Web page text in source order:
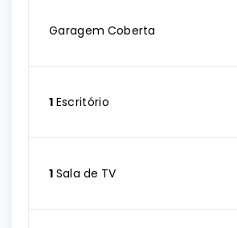
Garagem Coberta
1 Escritório
1 Sala de TV